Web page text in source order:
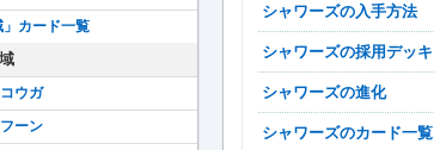
シャワーズの入手方法
シャワーズの採用デッキ
シャワーズの進化
シャワーズのカード一覧
」カード一覧
ウガ
ーン